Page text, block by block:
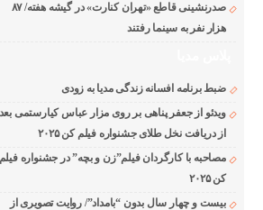
صدرنشینی قاطع «تهران کنارت» در گیشه هفته/ ۸۷
هزار نفر به سینما رفتند
ضبط برنامه افسانه زندگی مدیا به زودی
ویدئو از جعفر پناهی بر روی مزار عباس کیارستمی بعد
از دریافت نخل طلای جشنواره فیلم کن ۲۰۲۵
مصاحبه با کارگردان فیلم”زن و بچه” در جشنواره فیلم
کن ۲۰۲۵
بیست و چهار سال بدون “بامداد”/ روایت تصویری از